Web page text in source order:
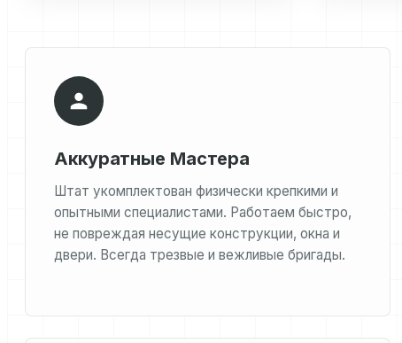
Аккуратные Мастера
Штат укомплектован физически крепкими и
опытными специалистами. Работаем быстро,
не повреждая несущие конструкции, окна и
двери. Всегда трезвые и вежливые бригады.